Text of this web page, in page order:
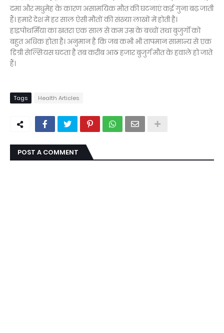
दमा और मधुमेह के कारण असामयिक मौत की घटनाएं कई गुना बढ़ जाती
हैं। हमारे देश में हर साल ऐसी मौतों की संख्या लाखों में होती है।
हाइपोथर्मिया का खतरा एक साल से कम उम्र के बच्चों तथा बुजुर्गों को
बहुत अधिक होता है। अनुमान है कि जब कभी भी तापमान सामान्य से एक
डिग्री सेल्सियस घटता है तब करीब आठ हजार बुजुर्ग मौत के हवाले हो जाते
हैं।
Tags Health Articles
POST A COMMENT